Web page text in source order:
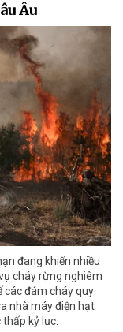
Âu
đang khiến nhiều
cháy rừng nghiêm
các đám cháy quy
nhà máy điện hạt
kỷ lục.